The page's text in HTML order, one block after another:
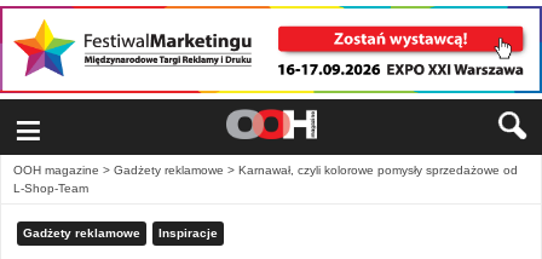
≡
OOH magazine > Gadżety reklamowe > Karnawał, czyli kolorowe pomysły sprzedażowe od
L-Shop-Team
Gadżety reklamowe Inspiracje